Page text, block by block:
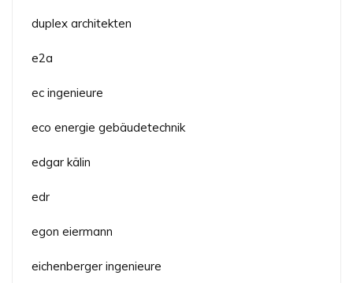
duplex architekten
e2a
ec ingenieure
eco energie gebäudetechnik
edgar kälin
edr
egon eiermann
eichenberger ingenieure